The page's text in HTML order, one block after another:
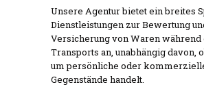
Unsere Agentur bietet ein breites
Dienstleistungen zur Bewertung
Versicherung von Waren während
Transports an, unabhängig davon,
um persönliche oder
Gegenstände handelt.